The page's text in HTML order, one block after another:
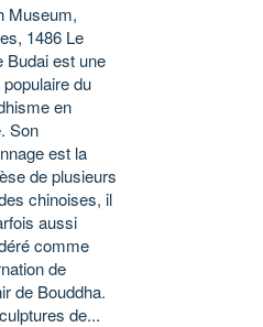
Museum,
1486 Le
Budai est une
du
en
Son
est la
de plusieurs
chinoises, il
aussi
comme
de
de Bouddha.
de...